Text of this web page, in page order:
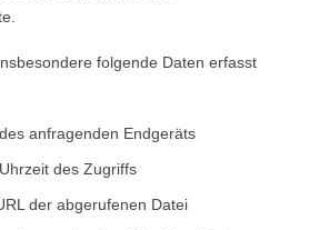
folgende Daten erfasst
anfragenden Endgeräts
des Zugriffs
der abgerufenen Datei